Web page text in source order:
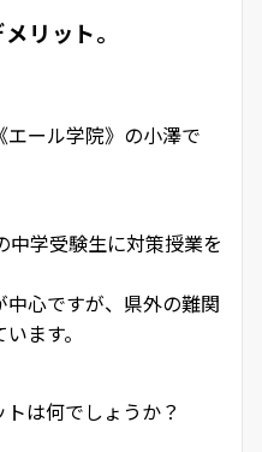
リット。
ール学院》の小澤で
中学受験生に対策授業を
心ですが、県外の難関
ます。
は何でしょうか？